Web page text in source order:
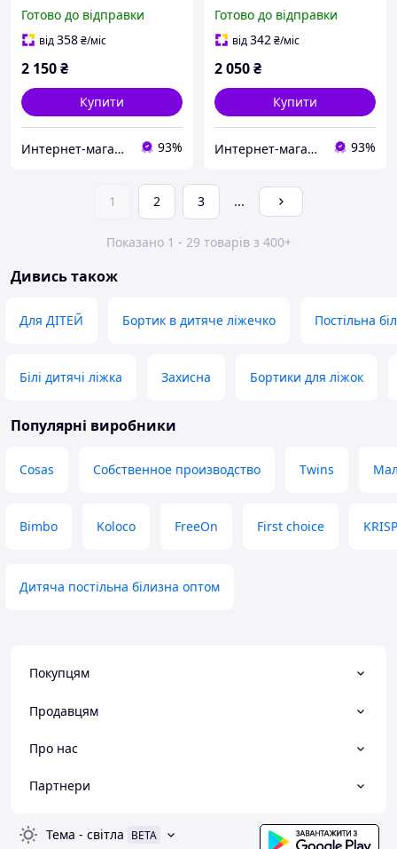
сірий
Готово до відправки
від358₴/міс
2 150₴
Купити
Интернет-магазин "GLADYS" 93%
бортики, коса, балдахін,
100% бавовна
Готово до відправки
від342₴/міс
2 050₴
Купити
Интернет-магазин "GLADYS" 93%
1 2 3 ...
Показано 1 - 29 товарів з 400+
Дивись також
Для ДІТЕЙ Бортик в дитяче ліжечко Постільна
Білі дитячі ліжка Захисна Бортики для ліжок
Популярні виробники
Cosas Собственное производство Twins
Bimbo Koloco FreeOn First choice
Дитяча постільна білизна оптом
Покупцям
Продавцям
Про нас
Партнери
Тема - світла BETA